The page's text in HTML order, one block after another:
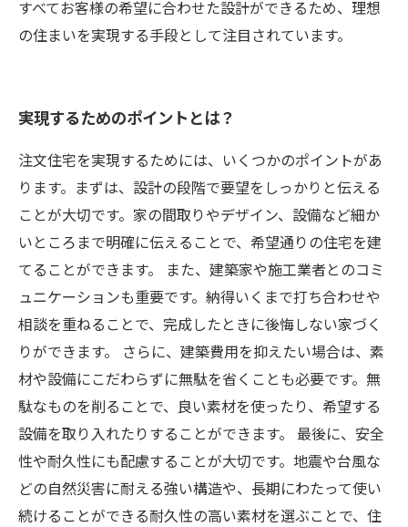
すべてお客様の希望に合わせた設計ができるため、理想
の住まいを実現する手段として注目されています。
実現するためのポイントとは？
注文住宅を実現するためには、いくつかのポイントがあ
ります。まずは、設計の段階で要望をしっかりと伝える
ことが大切です。家の間取りやデザイン、設備など細か
いところまで明確に伝えることで、希望通りの住宅を建
てることができます。 また、建築家や施工業者とのコミ
ュニケーションも重要です。納得いくまで打ち合わせや
相談を重ねることで、完成したときに後悔しない家づく
りができます。 さらに、建築費用を抑えたい場合は、素
材や設備にこだわらずに無駄を省くことも必要です。無
駄なものを削ることで、良い素材を使ったり、希望する
設備を取り入れたりすることができます。 最後に、安全
性や耐久性にも配慮することが大切です。地震や台風な
どの自然災害に耐える強い構造や、長期にわたって使い
続けることができる耐久性の高い素材を選ぶことで、住